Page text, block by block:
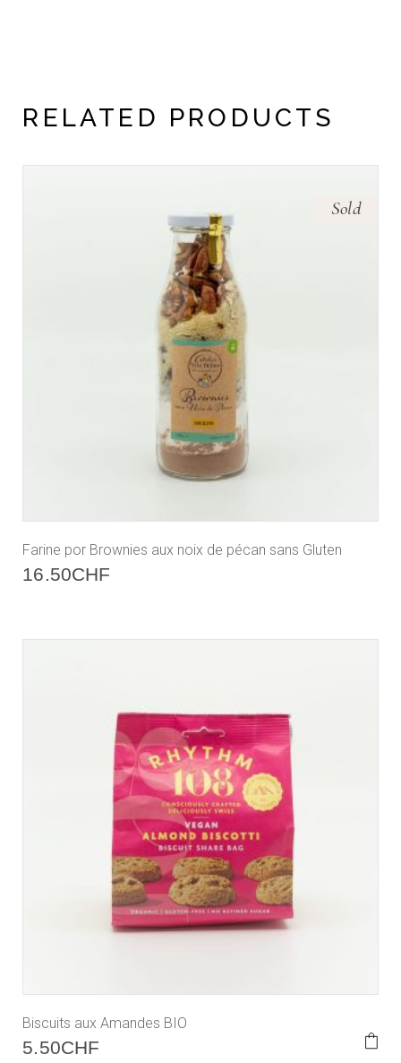
RELATED PRODUCTS
Sold
Farine por Brownies aux noix de pécan sans Gluten
16.50CHF
Biscuits aux Amandes BIO
5.50CHF